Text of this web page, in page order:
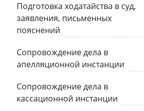
Подготовка ходатайства в суд,
заявления, письменных
пояснений
Сопровождение дела в
апелляционной инстанции
Сопровождение дела в
кассационной инстанции